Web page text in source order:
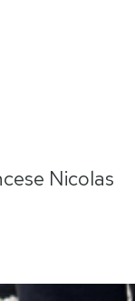
Nicolas